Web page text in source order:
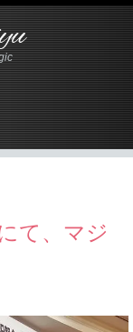
て、マジ